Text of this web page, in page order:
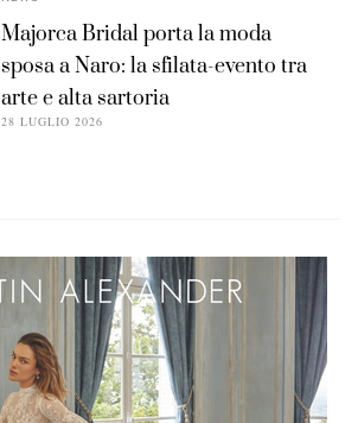
Majorca Bridal porta la moda
sposa a Naro: la sfilata-evento tra
arte e alta sartoria
28 LUGLIO 2026